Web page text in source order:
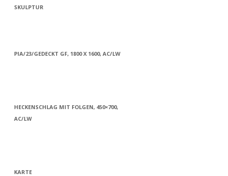
SKULPTUR
PIA/23/GEDECKT GF, 1800 X 1600, AC/LW
HECKENSCHLAG MIT FOLGEN, 450×700,
AC/LW
KARTE